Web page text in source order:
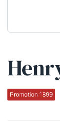
Promotion 1899
Qui
La Conférence